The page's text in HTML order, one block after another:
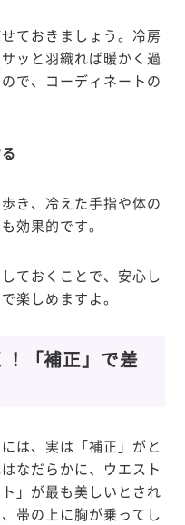
ておきましょう。冷房
ッと羽織れば暖かく過
で、コーディネートの
き、冷えた手指や体の
効果的です。
ておくことで、安心し
楽しめますよ。
「補正」で差
は、実は「補正」がと
なだらかに、ウエスト
」 が最も美しいとされ
帯の上に胸が乗ってし